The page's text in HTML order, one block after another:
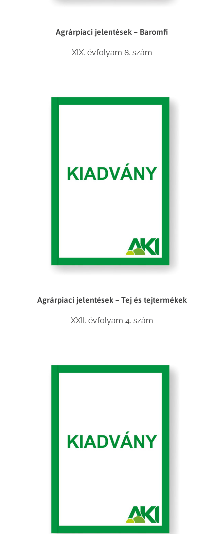
Agrárpiaci jelentések – Baromfi
XIX. évfolyam 8. szám
Agrárpiaci jelentések – Tej és tejtermékek
XXII. évfolyam 4. szám